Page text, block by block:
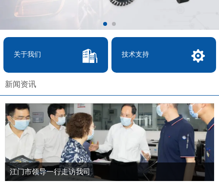
关于我们 技术支持
新闻资讯
江门市领导一行走访我司